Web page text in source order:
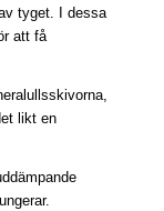
tyget. I dessa
att få
likt en